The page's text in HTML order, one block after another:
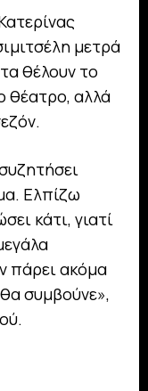
μετρά
θέλουν το
θέατρο, αλλά
Ελπίζω
κάτι, γιατί
πάρει ακόμα
συμβούνε»,